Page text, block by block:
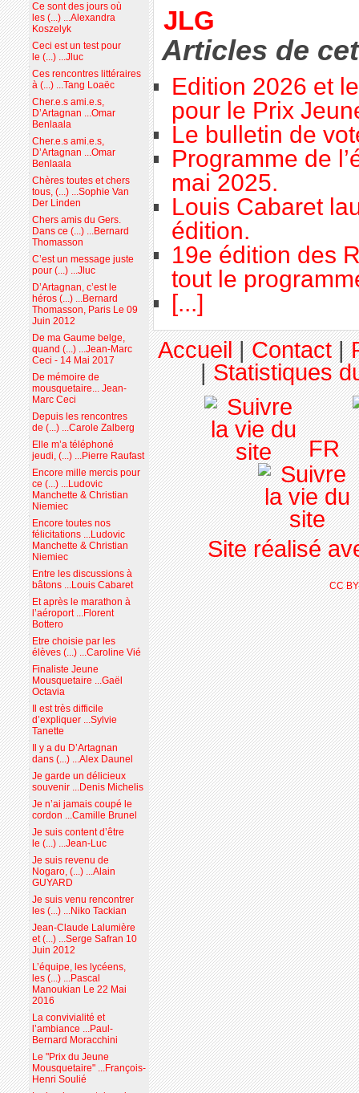
JLG
Articles de
Edition 2026 et
pour le Prix
Le bulletin de
Programme de
mai 2025.
Louis Cabaret
édition.
19e édition des
tout le
[...]
Ce sont des jours où
les (...) ...Alexandra
Koszelyk
Ceci est un test pour
le (...) ...Jluc
Ces rencontres littéraires
à (...) ...Tang Loaëc
Cher.e.s ami.e.s,
D’Artagnan ...Omar
Benlaala
Cher.e.s ami.e.s,
D’Artagnan ...Omar
Benlaala
Chères toutes et chers
tous, (...) ...Sophie Van
Der Linden
Chers amis du Gers.
Dans ce (...) ...Bernard
Thomasson
C’est un message juste
pour (...) ...Jluc
D’Artagnan, c’est le
héros (...) ...Bernard
Thomasson, Paris Le 09
Juin 2012
De ma Gaume belge,
quand (...) ...Jean-Marc
Ceci - 14 Mai 2017
De mémoire de
mousquetaire... Jean-
Marc Ceci
Depuis les rencontres
de (...) ...Carole Zalberg
Elle m’a téléphoné
jeudi, (...) ...Pierre Raufast
Encore mille mercis pour
ce (...) ...Ludovic
Manchette & Christian
Niemiec
Encore toutes nos
félicitations ...Ludovic
Manchette & Christian
Niemiec
Entre les discussions à
bâtons ...Louis Cabaret
Et après le marathon à
l’aéroport ...Florent
Bottero
Etre choisie par les
élèves (...) ...Caroline Vié
Finaliste Jeune
Mousquetaire ...Gaël
Octavia
Il est très difficile
d’expliquer ...Sylvie
Tanette
Il y a du D’Artagnan
dans (...) ...Alex Daunel
Je garde un délicieux
souvenir ...Denis Michelis
Je n’ai jamais coupé le
cordon ...Camille Brunel
Je suis content d’être
le (...) ...Jean-Luc
Je suis revenu de
Nogaro, (...) ...Alain
GUYARD
Je suis venu rencontrer
les (...) ...Niko Tackian
Jean-Claude Lalumière
et (...) ...Serge Safran 10
Juin 2012
L’équipe, les lycéens,
les (...) ...Pascal
Manoukian Le 22 Mai
2016
La convivialité et
l’ambiance ...Paul-
Bernard Moracchini
Le "Prix du Jeune
Mousquetaire" ...François-
Henri Soulié
Accueil|Contact|
|Statistiques
FR
Site réalisé
CC